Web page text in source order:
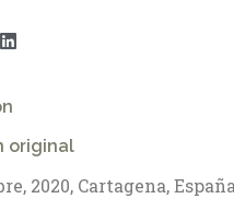
original
2020, Cartagena,